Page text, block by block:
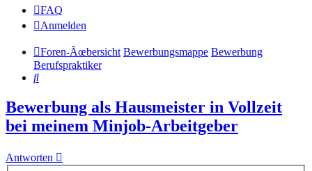
FAQ
Anmelden
Foren-Ãœbersicht Bewerbungsmappe Bewerbung
Berufspraktiker
Suche
Bewerbung als Hausmeister in Vollzeit
bei meinem Minjob-Arbeitgeber
Antworten